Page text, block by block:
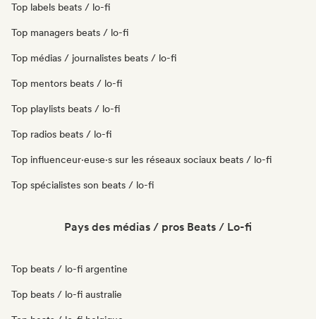
Top labels beats / lo-fi
Top managers beats / lo-fi
Top médias / journalistes beats / lo-fi
Top mentors beats / lo-fi
Top playlists beats / lo-fi
Top radios beats / lo-fi
Top influenceur·euse·s sur les réseaux sociaux beats / lo-fi
Top spécialistes son beats / lo-fi
Pays des médias / pros Beats / Lo-fi
Top beats / lo-fi argentine
Top beats / lo-fi australie